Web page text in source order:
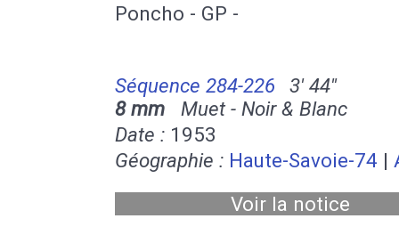
Poncho - GP -
Séquence 284-226
3' 44''
8 mm Muet - Noir & Blanc
Date : 1953
Géographie : Haute-Savoie-74 |
Voir la notice